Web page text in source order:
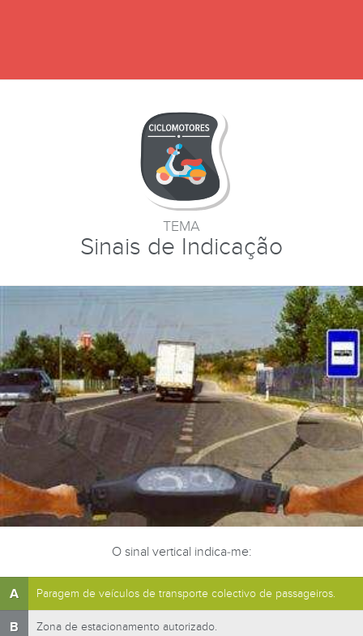
TEMA
Sinais de Indicação
O sinal vertical indica-me:
A Paragem de veículos de transporte colectivo de passageiros.
B Zona de estacionamento autorizado.